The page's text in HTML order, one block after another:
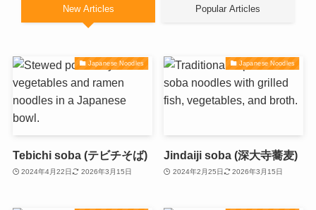
New Articles Popular Articles
Japanese Noodles
Tebichi soba (テビチそば)
2024年4月22日 2026年3月15日
Japanese Noodles
Jindaiji soba (深大寺蕎麦)
2024年2月25日 2026年3月15日